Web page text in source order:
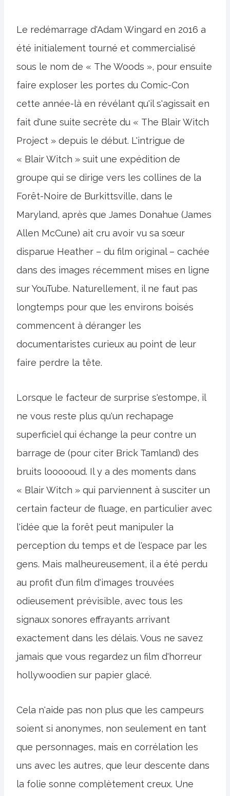
Le redémarrage d'Adam Wingard en 2016 a
été initialement tourné et commercialisé
sous le nom de « The Woods », pour ensuite
faire exploser les portes du Comic-Con
cette année-là en révélant qu'il s'agissait en
fait d'une suite secrète du « The Blair Witch
Project » depuis le début. L'intrigue de
« Blair Witch » suit une expédition de
groupe qui se dirige vers les collines de la
Forêt-Noire de Burkittsville, dans le
Maryland, après que James Donahue (James
Allen McCune) ait cru avoir vu sa sœur
disparue Heather – du film original – cachée
dans des images récemment mises en ligne
sur YouTube. Naturellement, il ne faut pas
longtemps pour que les environs boisés
commencent à déranger les
documentaristes curieux au point de leur
faire perdre la tête.
Lorsque le facteur de surprise s'estompe, il
ne vous reste plus qu'un rechapage
superficiel qui échange la peur contre un
barrage de (pour citer Brick Tamland) des
bruits loooooud. Il y a des moments dans
« Blair Witch » qui parviennent à susciter un
certain facteur de fluage, en particulier avec
l'idée que la forêt peut manipuler la
perception du temps et de l'espace par les
gens. Mais malheureusement, il a été perdu
au profit d'un film d'images trouvées
odieusement prévisible, avec tous les
signaux sonores effrayants arrivant
exactement dans les délais. Vous ne savez
jamais que vous regardez un film d'horreur
hollywoodien sur papier glacé.
Cela n'aide pas non plus que les campeurs
soient si anonymes, non seulement en tant
que personnages, mais en corrélation les
uns avec les autres, que leur descente dans
la folie sonne complètement creux. Une